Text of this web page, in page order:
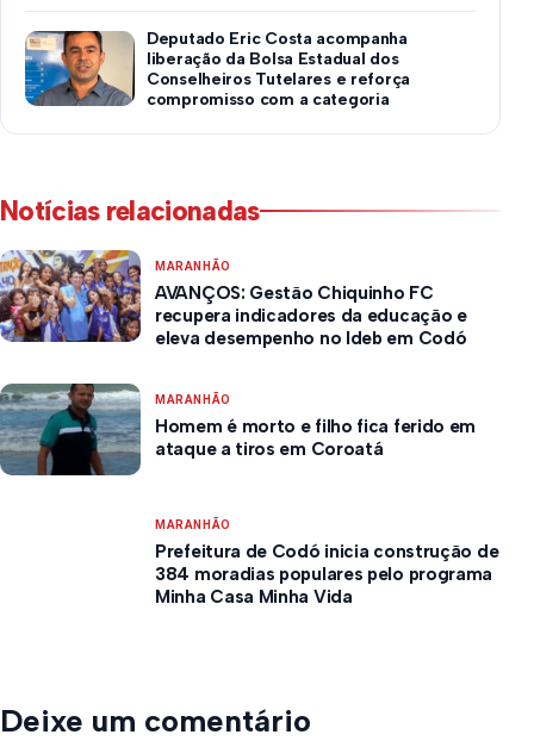
Deputado Eric Costa acompanha
liberação da Bolsa Estadual dos
Conselheiros Tutelares e reforça
compromisso com a categoria
Notícias relacionadas
MARANHÃO
AVANÇOS: Gestão Chiquinho FC
recupera indicadores da educação e
eleva desempenho no Ideb em Codó
MARANHÃO
Homem é morto e filho fica ferido em
ataque a tiros em Coroatá
MARANHÃO
Prefeitura de Codó inicia construção de
384 moradias populares pelo programa
Minha Casa Minha Vida
Deixe um comentário